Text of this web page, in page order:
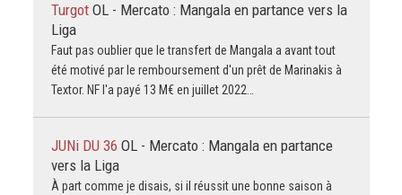
Turgot OL - Mercato : Mangala en partance vers la
Liga
Faut pas oublier que le transfert de Mangala a avant tout
été motivé par le remboursement d'un prêt de Marinakis à
Textor. NF l'a payé 13 M€ en juillet 2022…
JUNi DU 36 OL - Mercato : Mangala en partance
vers la Liga
À part comme je disais, si il réussit une bonne saison à